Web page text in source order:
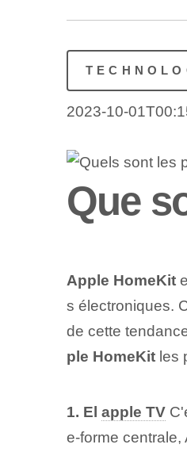
2023-10-
Que
Apple HomeKit
s électroniques.
de cette
ple HomeKitles
1. El apple TV
e-forme